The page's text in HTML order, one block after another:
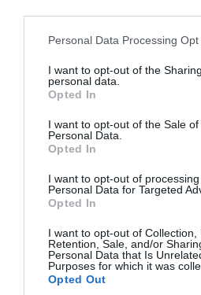
Please note that this website/app
not limited to your visit or usage
grant or deny consent to Google
use your data for below specified
consent section.
Personal Data Processing
I want to opt-out of the
personal data.
Opted In
I want to opt-out of the Sale of
Personal Data.
Opted In
I want to opt-out of
Personal Data for Targeted
Opted In
I want to opt-out of Collection,
Retention, Sale, and/or
Personal Data that Is
Purposes for which it was
Opted Out
06.08.2026 | 17:02
Ουκρανία: Αποκαλύφθηκε
ξένων εθελοντών που